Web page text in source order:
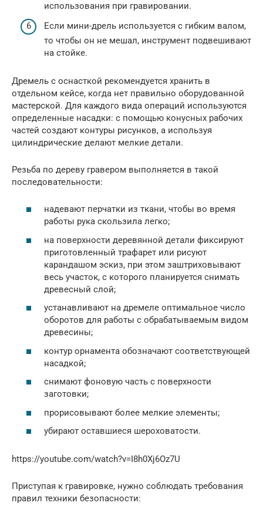
использования при гравировании.
Если мини-дрель используется с гибким валом,
то чтобы он не мешал, инструмент подвешивают
на стойке.
Дремель с оснасткой рекомендуется хранить в
отдельном кейсе, когда нет правильно оборудованной
мастерской. Для каждого вида операций используются
определенные насадки: с помощью конусных рабочих
частей создают контуры рисунков, а используя
цилиндрические делают мелкие детали.
Резьба по дереву гравером выполняется в такой
последовательности:
надевают перчатки из ткани, чтобы во время
работы рука скользила легко;
на поверхности деревянной детали фиксируют
приготовленный трафарет или рисуют
карандашом эскиз, при этом заштриховывают
весь участок, с которого планируется снимать
древесный слой;
устанавливают на дремеле оптимальное число
оборотов для работы с обрабатываемым видом
древесины;
контур орнамента обозначают соответствующей
насадкой;
снимают фоновую часть с поверхности
заготовки;
прорисовывают более мелкие элементы;
убирают оставшиеся шероховатости.
https://youtube.com/watch?v=I8h0Xj6Oz7U
Приступая к гравировке, нужно соблюдать требования
правил техники безопасности: